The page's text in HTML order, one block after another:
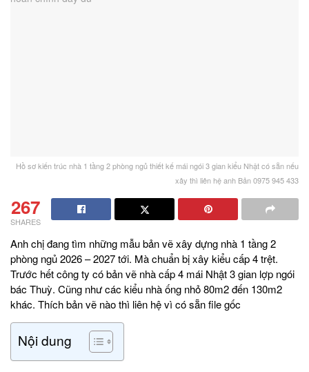
Hồ sơ kiến trúc nhà 1 tầng 2 phòng ngủ thiết kế mái ngói 3 gian kiểu Nhật có sẵn nếu
xây thì liên hệ anh Bản 0975 945 433
267
SHARES
Anh chị đang tìm những mẫu bản vẽ xây dựng nhà 1 tầng 2
phòng ngủ 2026 – 2027 tới. Mà chuẩn bị xây kiểu cấp 4 trệt.
Trước hết công ty có bản vẽ nhà cấp 4 mái Nhật 3 gian lợp ngói
bác Thuỳ. Cũng như các kiểu nhà ống nhỏ 80m2 đến 130m2
khác. Thích bản vẽ nào thì liên hệ vì có sẵn file gốc
Nội dung